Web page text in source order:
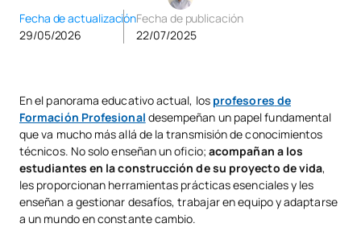
Fecha de actualización
29/05/2026
Fecha de publicación
22/07/2025
En el panorama educativo actual, los profesores de
Formación Profesional desempeñan un papel fundamental
que va mucho más allá de la transmisión de conocimientos
técnicos. No solo enseñan un oficio; acompañan a los
estudiantes en la construcción de su proyecto de vida,
les proporcionan herramientas prácticas esenciales y les
enseñan a gestionar desafíos, trabajar en equipo y adaptarse
a un mundo en constante cambio.